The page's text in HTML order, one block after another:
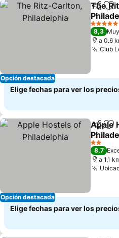
Opción destacada
The
Ver
5 Estrellas
8,3
a 0.6
Club
Elige fechas para ver los
Opción destacada
Apple
Ver
2 Estrellas
8,7
a 1.1
Elige fechas para ver los